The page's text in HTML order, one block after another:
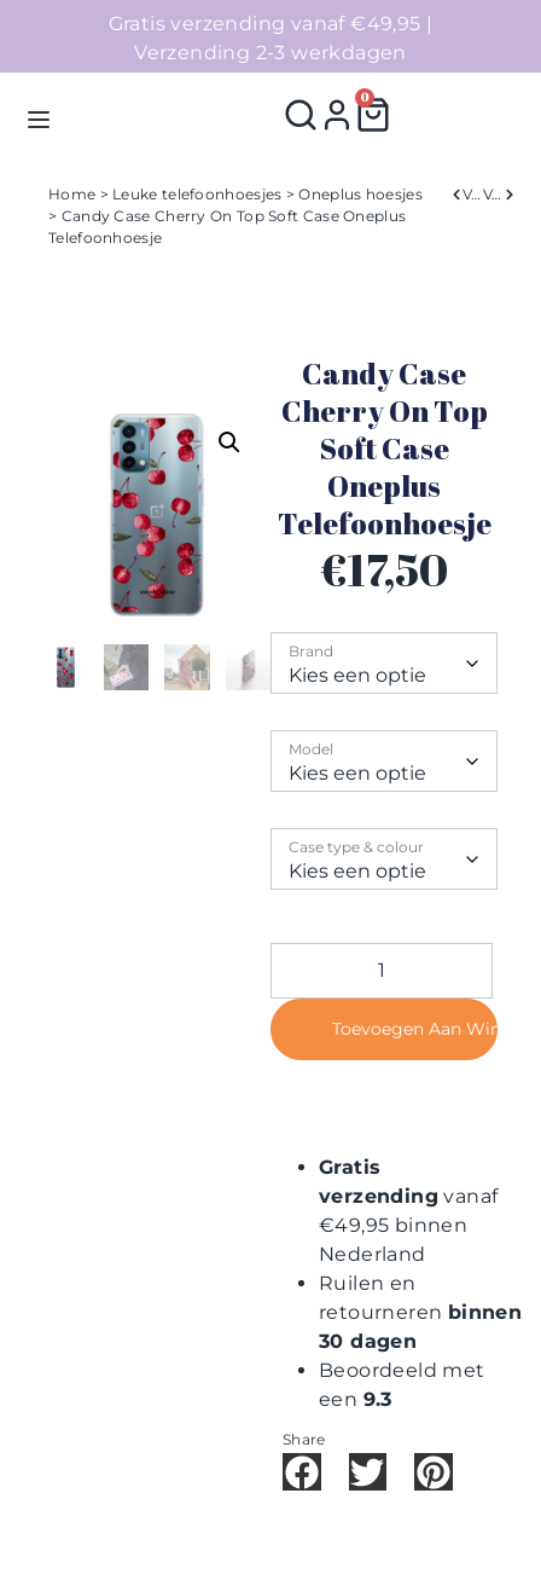
Gratis verzending vanaf €49,95 |
Verzending 2-3 werkdagen
0
Homepage
Collecties
Home > Leuke telefoonhoesjes >Oneplus hoesjes
> Candy Case Cherry On Top Soft Case Oneplus
Telefoonhoesje
Verleden Volgend
Candy Case
Cherry On Top
Soft Case
Oneplus
Telefoonhoesje
€17,50
Brand
Model
Case type & colour
Toevoegen Aan
Gratis
verzending vanaf
€49,95 binnen
Nederland
Ruilen en
retourneren binnen
30 dagen
Beoordeeld met
een 9.3
Share